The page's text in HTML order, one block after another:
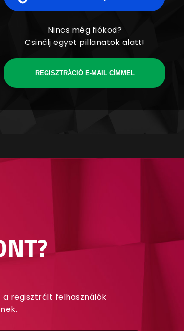
Nincs még fiókod?
Csinálj egyet pillanatok alatt!
REGISZTRÁCIÓ E-MAIL CÍMMEL
a regisztrált felhasználók